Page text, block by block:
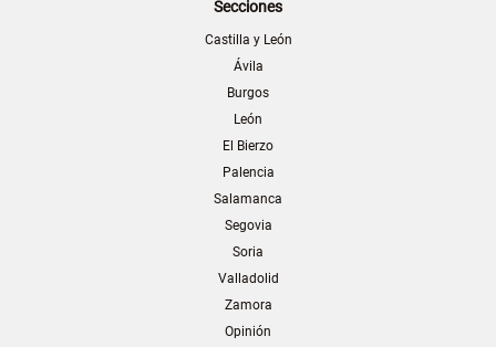
Secciones
Castilla y León
Ávila
Burgos
León
El Bierzo
Palencia
Salamanca
Segovia
Soria
Valladolid
Zamora
Opinión